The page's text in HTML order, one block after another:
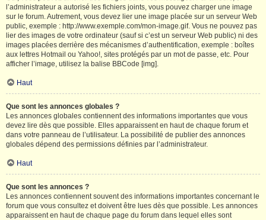
l’administrateur a autorisé les fichiers joints, vous pouvez charger une image
sur le forum. Autrement, vous devez lier une image placée sur un serveur Web
public, exemple : http://www.exemple.com/mon-image.gif. Vous ne pouvez pas
lier des images de votre ordinateur (sauf si c’est un serveur Web public) ni des
images placées derrière des mécanismes d’authentification, exemple : boîtes
aux lettres Hotmail ou Yahoo!, sites protégés par un mot de passe, etc. Pour
afficher l’image, utilisez la balise BBCode [img].
Haut
Que sont les annonces globales ?
Les annonces globales contiennent des informations importantes que vous
devez lire dès que possible. Elles apparaissent en haut de chaque forum et
dans votre panneau de l’utilisateur. La possibilité de publier des annonces
globales dépend des permissions définies par l’administrateur.
Haut
Que sont les annonces ?
Les annonces contiennent souvent des informations importantes concernant le
forum que vous consultez et doivent être lues dès que possible. Les annonces
apparaissent en haut de chaque page du forum dans lequel elles sont